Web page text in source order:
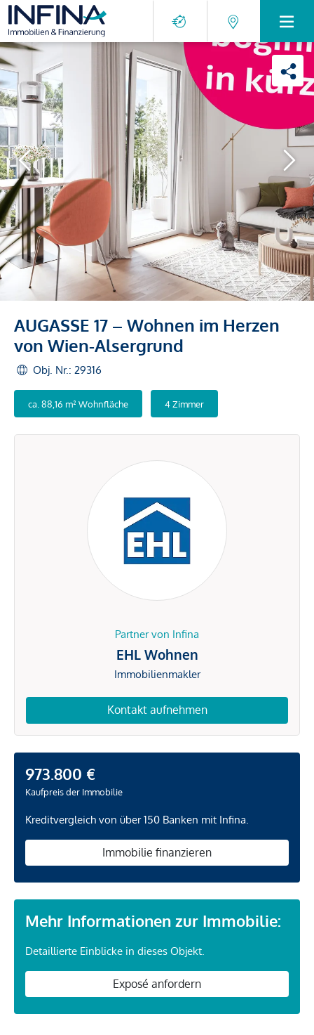
AUGASSE 17 – Wohnen im Herzen
von Wien-Alsergrund
Obj. Nr.: 29316
ca. 88,16 m² Wohnfläche 4 Zimmer
Partner von Infina
EHL Wohnen
Immobilienmakler
Kontakt aufnehmen
973.800 €
Kaufpreis der Immobilie
Kreditvergleich von über 150 Banken mit Infina.
Immobilie finanzieren
Mehr Informationen zur Immobilie:
Detaillierte Einblicke in dieses Objekt.
Exposé anfordern